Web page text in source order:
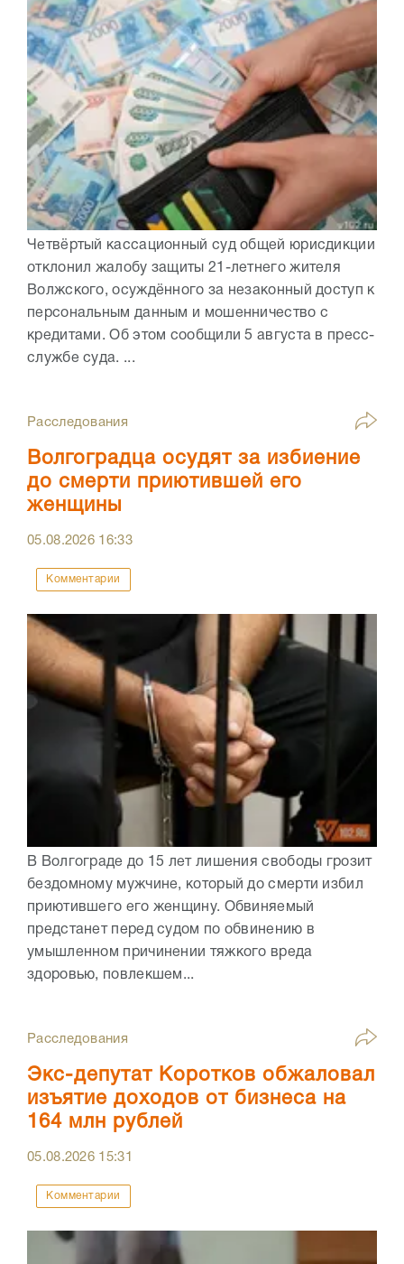
Четвёртый кассационный суд общей юрисдикции
отклонил жалобу защиты 21-летнего жителя
Волжского, осуждённого за незаконный доступ к
персональным данным и мошенничество с
кредитами. Об этом сообщили 5 августа в пресс-
службе суда. ...
Расследования
Волгоградца осудят за избиение
до смерти приютившей его
женщины
05.08.2026 16:33
Комментарии
В Волгограде до 15 лет лишения свободы грозит
бездомному мужчине, который до смерти избил
приютившего его женщину. Обвиняемый
предстанет перед судом по обвинению в
умышленном причинении тяжкого вреда
здоровью, повлекшем...
Расследования
Экс-депутат Коротков обжаловал
изъятие доходов от бизнеса на
164 млн рублей
05.08.2026 15:31
Комментарии